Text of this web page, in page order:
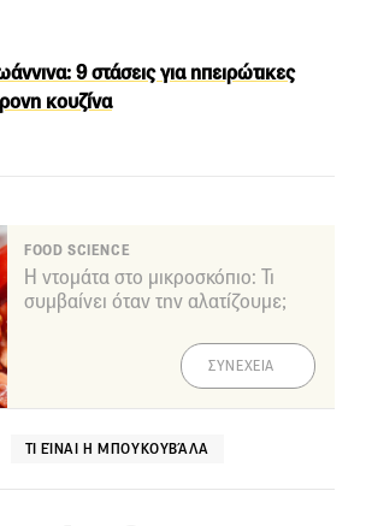
9 στάσεις για ηπειρώτικες
κουζίνα
FOOD SCIENCE
Η ντομάτα στο μικροσκόπιο: Τι
συμβαίνει όταν την αλατίζουμε;
ΣΥΝΕΧΕΙΑ
ΤΙ ΕΊΝΑΙ Η ΜΠΟΥΚΟΥΒΆΛΑ